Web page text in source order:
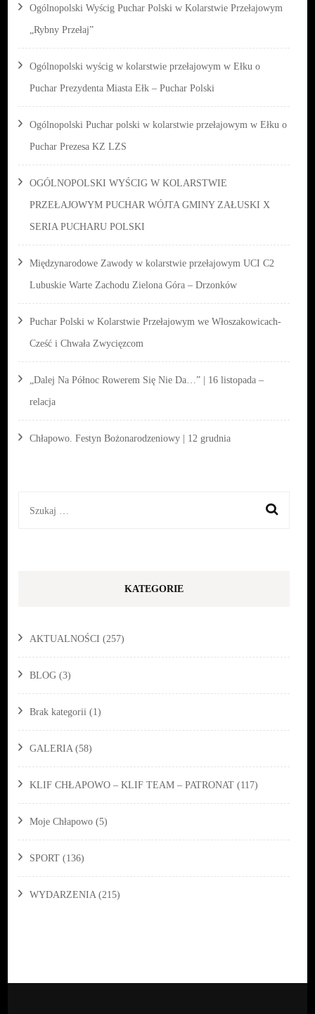
Ogólnopolski Wyścig Puchar Polski w Kolarstwie Przełajowym
„Rybny Przełaj”
Ogólnopolski wyścig w kolarstwie przełajowym w Ełku o
Puchar Prezydenta Miasta Ełk – Puchar Polski
Ogólnopolski Puchar polski w kolarstwie przełajowym w Ełku o
Puchar Prezesa KZ LZS
OGÓLNOPOLSKI WYŚCIG W KOLARSTWIE
PRZEŁAJOWYM PUCHAR WÓJTA GMINY ZAŁUSKI X
SERIA PUCHARU POLSKI
Międzynarodowe Zawody w kolarstwie przełajowym UCI C2
Lubuskie Warte Zachodu Zielona Góra – Drzonków
Puchar Polski w Kolarstwie Przełajowym we Włoszakowicach-
Cześć i Chwała Zwycięzcom
„Dalej Na Północ Rowerem Się Nie Da…” | 16 listopada –
relacja
Chłapowo. Festyn Bożonarodzeniowy | 12 grudnia
Szukaj:
KATEGORIE
AKTUALNOŚCI (257)
BLOG (3)
Brak kategorii (1)
GALERIA (58)
KLIF CHŁAPOWO – KLIF TEAM – PATRONAT (117)
Moje Chłapowo (5)
SPORT (136)
WYDARZENIA (215)